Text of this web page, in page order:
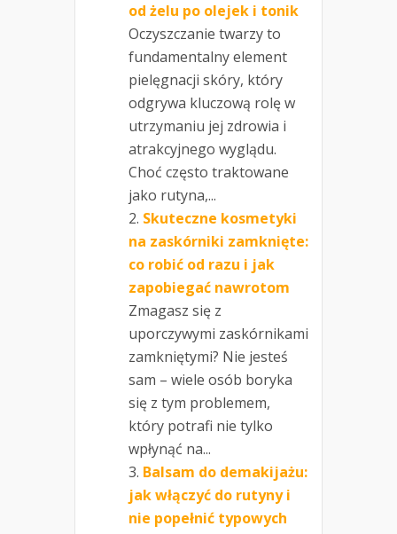
od żelu po olejek i tonik
Oczyszczanie twarzy to
fundamentalny element
pielęgnacji skóry, który
odgrywa kluczową rolę w
utrzymaniu jej zdrowia i
atrakcyjnego wyglądu.
Choć często traktowane
jako rutyna,...
Skuteczne kosmetyki
na zaskórniki zamknięte:
co robić od razu i jak
zapobiegać nawrotom
Zmagasz się z
uporczywymi zaskórnikami
zamkniętymi? Nie jesteś
sam – wiele osób boryka
się z tym problemem,
który potrafi nie tylko
wpłynąć na...
Balsam do demakijażu:
jak włączyć do rutyny i
nie popełnić typowych